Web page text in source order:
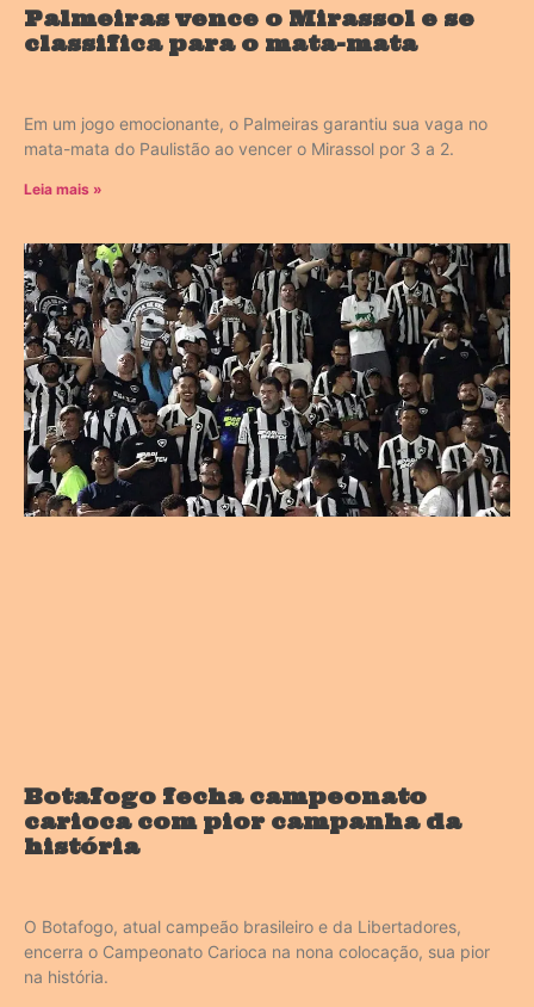
Palmeiras vence o Mirassol e se
classifica para o mata-mata
Em um jogo emocionante, o Palmeiras garantiu sua vaga no
mata-mata do Paulistão ao vencer o Mirassol por 3 a 2.
Leia mais »
Botafogo fecha campeonato
carioca com pior campanha da
história
O Botafogo, atual campeão brasileiro e da Libertadores,
encerra o Campeonato Carioca na nona colocação, sua pior
na história.